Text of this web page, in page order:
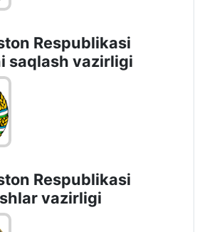
Rеspublikаsi
saqlash vаzirligi
Rеspublikаsi
vаzirligi